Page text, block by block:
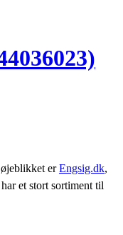
erEngsig.dk,
et stort sortiment til